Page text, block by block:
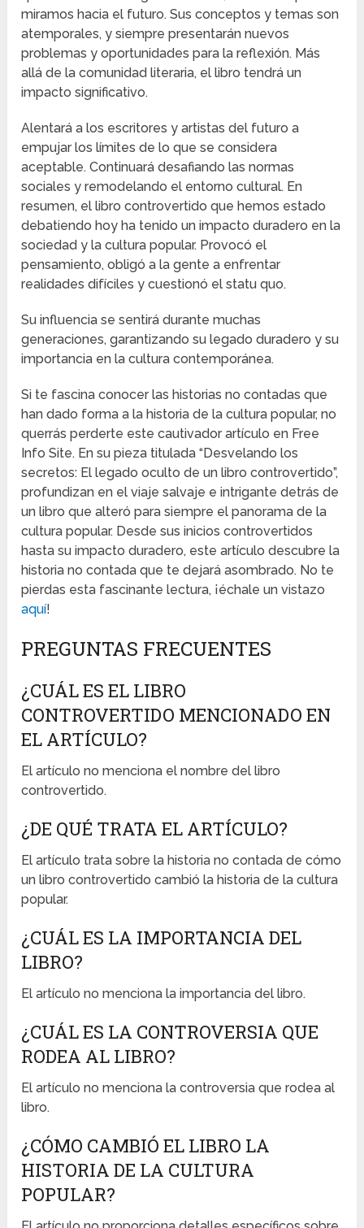
miramos hacia el futuro. Sus conceptos y temas son
atemporales, y siempre presentarán nuevos
problemas y oportunidades para la reflexión. Más
allá de la comunidad literaria, el libro tendrá un
impacto significativo.
Alentará a los escritores y artistas del futuro a
empujar los límites de lo que se considera
aceptable. Continuará desafiando las normas
sociales y remodelando el entorno cultural. En
resumen, el libro controvertido que hemos estado
debatiendo hoy ha tenido un impacto duradero en la
sociedad y la cultura popular. Provocó el
pensamiento, obligó a la gente a enfrentar
realidades difíciles y cuestionó el statu quo.
Su influencia se sentirá durante muchas
generaciones, garantizando su legado duradero y su
importancia en la cultura contemporánea.
Si te fascina conocer las historias no contadas que
han dado forma a la historia de la cultura popular, no
querrás perderte este cautivador artículo en Free
Info Site. En su pieza titulada “Desvelando los
secretos: El legado oculto de un libro controvertido”,
profundizan en el viaje salvaje e intrigante detrás de
un libro que alteró para siempre el panorama de la
cultura popular. Desde sus inicios controvertidos
hasta su impacto duradero, este artículo descubre la
historia no contada que te dejará asombrado. No te
pierdas esta fascinante lectura, ¡échale un vistazo
aquí!
PREGUNTAS FRECUENTES
¿CUÁL ES EL LIBRO
CONTROVERTIDO MENCIONADO EN
EL ARTÍCULO?
El artículo no menciona el nombre del libro
controvertido.
¿DE QUÉ TRATA EL ARTÍCULO?
El artículo trata sobre la historia no contada de cómo
un libro controvertido cambió la historia de la cultura
popular.
¿CUÁL ES LA IMPORTANCIA DEL
LIBRO?
El artículo no menciona la importancia del libro.
¿CUÁL ES LA CONTROVERSIA QUE
RODEA AL LIBRO?
El artículo no menciona la controversia que rodea al
libro.
¿CÓMO CAMBIÓ EL LIBRO LA
HISTORIA DE LA CULTURA
POPULAR?